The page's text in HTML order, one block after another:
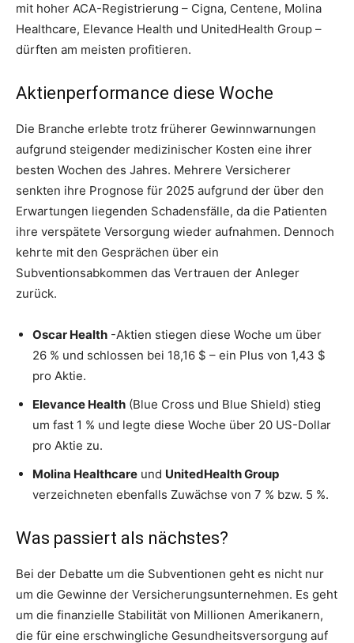
mit hoher ACA-Registrierung – Cigna, Centene, Molina
Healthcare, Elevance Health und UnitedHealth Group –
dürften am meisten profitieren.
Aktienperformance diese Woche
Die Branche erlebte trotz früherer Gewinnwarnungen
aufgrund steigender medizinischer Kosten eine ihrer
besten Wochen des Jahres. Mehrere Versicherer
senkten ihre Prognose für 2025 aufgrund der über den
Erwartungen liegenden Schadensfälle, da die Patienten
ihre verspätete Versorgung wieder aufnahmen. Dennoch
kehrte mit den Gesprächen über ein
Subventionsabkommen das Vertrauen der Anleger
zurück.
Oscar Health -Aktien stiegen diese Woche um über
26 % und schlossen bei 18,16 $ – ein Plus von 1,43 $
pro Aktie.
Elevance Health (Blue Cross und Blue Shield) stieg
um fast 1 % und legte diese Woche über 20 US-Dollar
pro Aktie zu.
Molina Healthcare und UnitedHealth Group
verzeichneten ebenfalls Zuwächse von 7 % bzw. 5 %.
Was passiert als nächstes?
Bei der Debatte um die Subventionen geht es nicht nur
um die Gewinne der Versicherungsunternehmen. Es geht
um die finanzielle Stabilität von Millionen Amerikanern,
die für eine erschwingliche Gesundheitsversorgung auf